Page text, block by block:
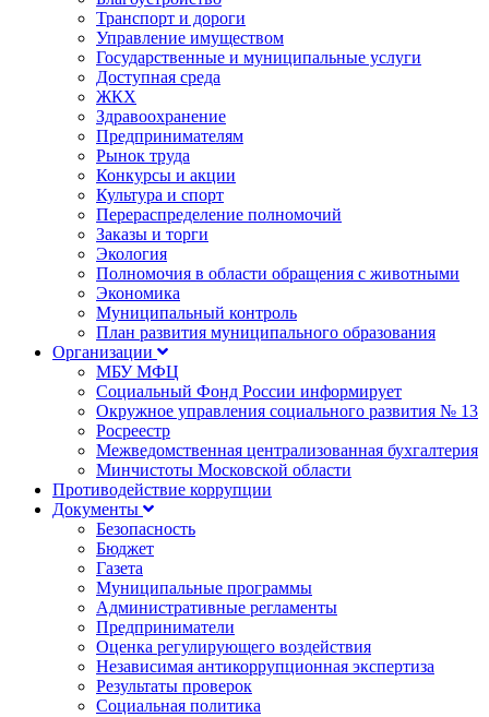
Транспорт и дороги
Управление имуществом
Государственные и муниципальные услуги
Доступная среда
ЖКХ
Здравоохранение
Предпринимателям
Рынок труда
Конкурсы и акции
Культура и спорт
Перераспределение полномочий
Заказы и торги
Экология
Полномочия в области обращения с животными
Экономика
Муниципальный контроль
План развития муниципального образования
Организации
МБУ МФЦ
Социальный Фонд России информирует
Окружное управления социального развития № 13
Росреестр
Межведомственная централизованная бухгалтерия
Минчистоты Московской области
Противодействие коррупции
Документы
Безопасность
Бюджет
Газета
Муниципальные программы
Административные регламенты
Предприниматели
Оценка регулирующего воздействия
Независимая антикоррупционная экспертиза
Результаты проверок
Социальная политика